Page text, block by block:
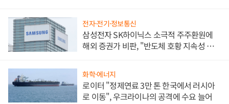
전자·전기·정보통신
삼성전자 SK하이닉스 소극적 주주환원에
해외 증권가 비판, "반도체 호황 지속성 의
화학·에너지
로이터 "정제연료 3만 톤 한국에서 러시아
로 이동", 우크라이나의 공격에 수요 늘어